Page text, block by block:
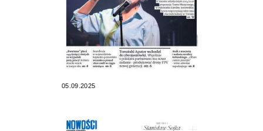
05.09.2025